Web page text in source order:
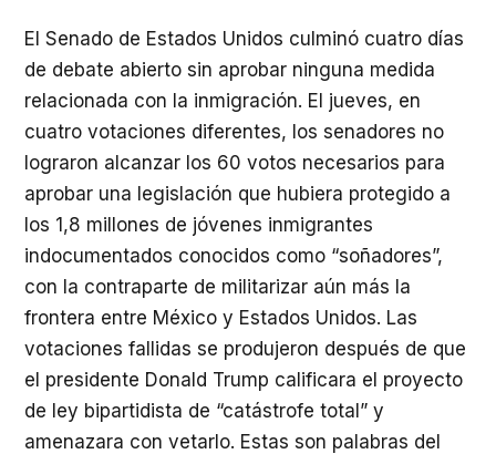
El Senado de Estados Unidos culminó cuatro días
de debate abierto sin aprobar ninguna medida
relacionada con la inmigración. El jueves, en
cuatro votaciones diferentes, los senadores no
lograron alcanzar los 60 votos necesarios para
aprobar una legislación que hubiera protegido a
los 1,8 millones de jóvenes inmigrantes
indocumentados conocidos como “soñadores”,
con la contraparte de militarizar aún más la
frontera entre México y Estados Unidos. Las
votaciones fallidas se produjeron después de que
el presidente Donald Trump calificara el proyecto
de ley bipartidista de “catástrofe total” y
amenazara con vetarlo. Estas son palabras del